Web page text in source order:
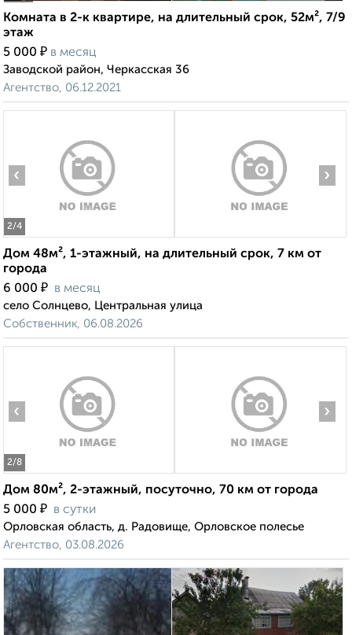
Комната в 2-к квартире, на длительный срок, 52м², 7/9
этаж
5 000 ₽ в месяц
Заводской район, Черкасская 36
Агентство, 06.12.2021
2/4
‹ ›
Дом 48м², 1-этажный, на длительный срок, 7 км от
города
6 000 ₽ в месяц
село Солнцево, Центральная улица
Собственник, 06.08.2026
2/8
‹ ›
Дом 80м², 2-этажный, посуточно, 70 км от города
5 000 ₽ в сутки
Орловская область, д. Радовище, Орловское полесье
Агентство, 03.08.2026